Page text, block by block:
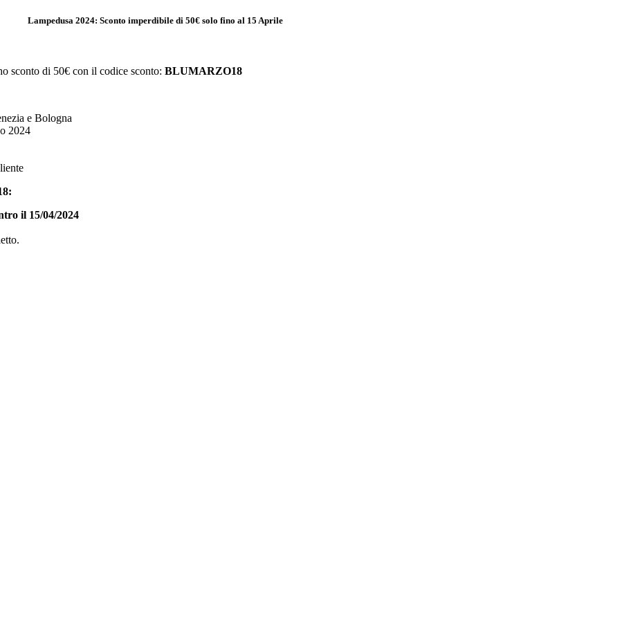
Lampedusa 2024: Sconto imperdibile di 50€ solo fino al 15 Aprile
sconto di 50€ con il codice sconto: BLUMARZO18
e Bologna
2024
il 15/04/2024